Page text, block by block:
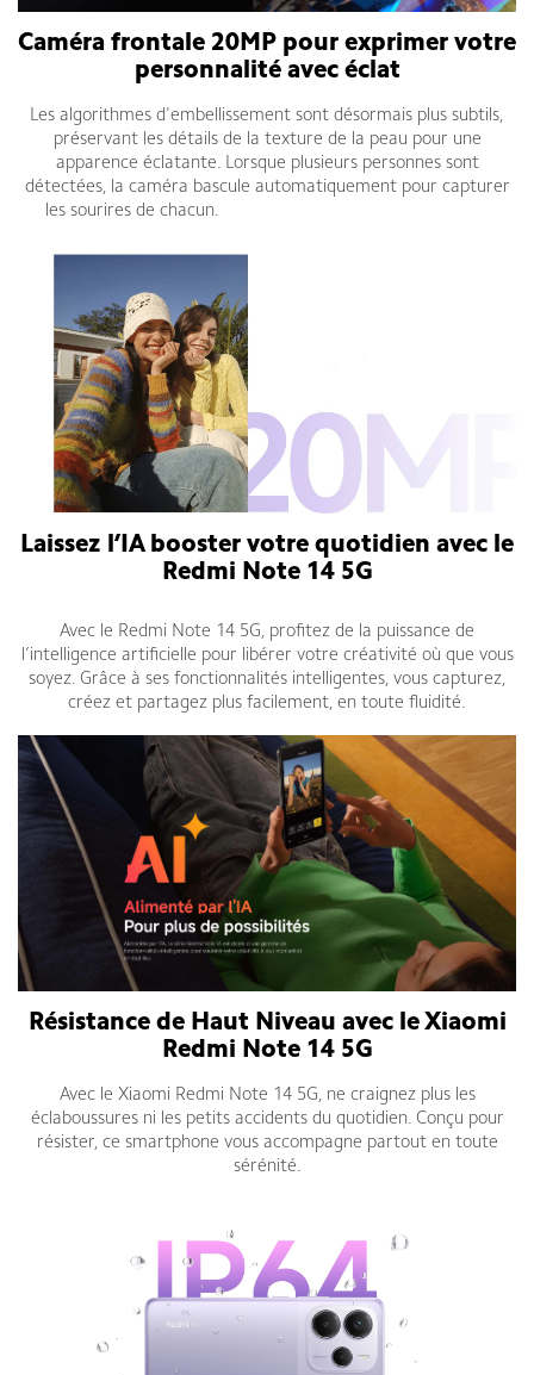
Caméra frontale 20MP pour exprimer votre
personnalité avec éclat
Les algorithmes d'embellissement sont désormais plus subtils,
préservant les détails de la texture de la peau pour une
apparence éclatante. Lorsque plusieurs personnes sont
détectées, la caméra bascule automatiquement pour capturer
les sourires de chacun.
Laissez l’IA booster votre quotidien avec le
Redmi Note 14 5G
Avec le Redmi Note 14 5G, profitez de la puissance de
l’intelligence artificielle pour libérer votre créativité où que vous
soyez. Grâce à ses fonctionnalités intelligentes, vous capturez,
créez et partagez plus facilement, en toute fluidité.
Résistance de Haut Niveau avec le Xiaomi
Redmi Note 14 5G
Avec le Xiaomi Redmi Note 14 5G, ne craignez plus les
éclaboussures ni les petits accidents du quotidien. Conçu pour
résister, ce smartphone vous accompagne partout en toute
sérénité.